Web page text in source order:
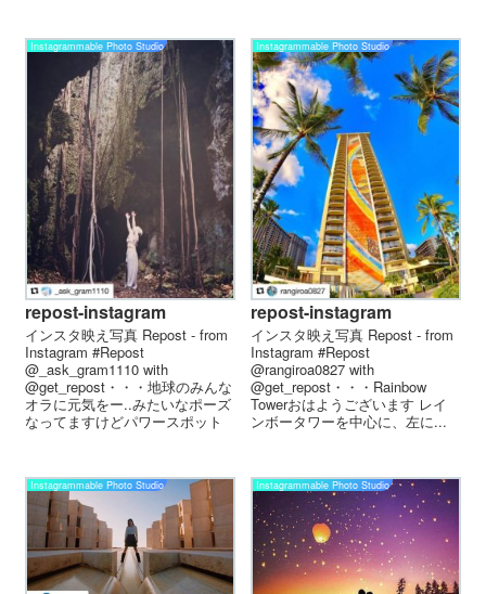
Instagrammable Photo Studio
repost-instagram
インスタ映え写真 Repost - from
Instagram #Repost
@_ask_gram1110 with
@get_repost・・・地球のみんな
オラに元気をー..みたいなポーズ
なってますけどパワースポット
Instagrammable Photo Studio
repost-instagram
インスタ映え写真 Repost - from
Instagram #Repost
@rangiroa0827 with
@get_repost・・・Rainbow
Towerおはようございます レイ
ンボータワーを中心に、左に...
Instagrammable Photo Studio Instagrammable Photo Studio